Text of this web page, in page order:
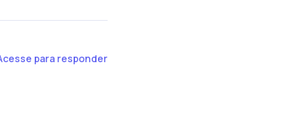
para responder